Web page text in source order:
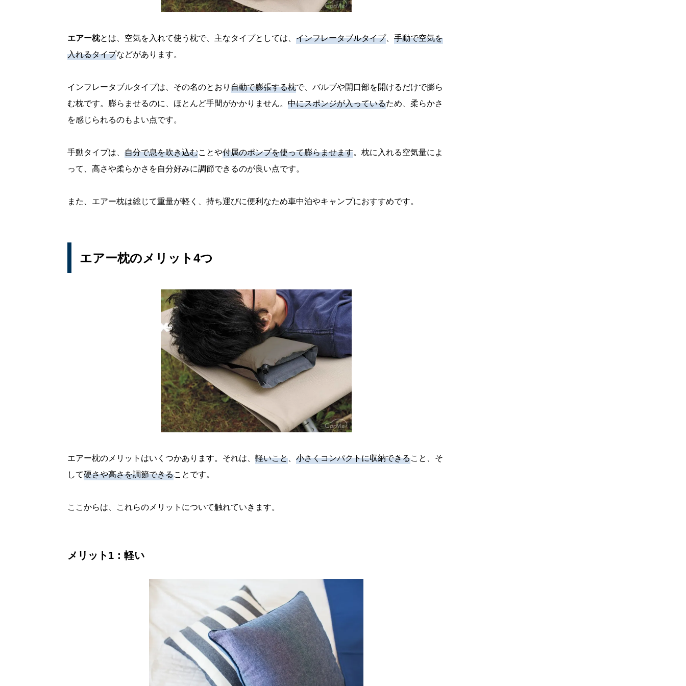
エアー枕とは、空気を入れて使う枕で、主なタイプとしては、 インフレータブルタイプ、 手動で空気を
入れるタイプなどがあります。
インフレータブルタイプは、その名のとおり 自動で膨張する枕で、バルブや開口部を開けるだけで膨ら
む枕です。膨らませるのに、ほとんど手間がかかりません。 中にスポンジが入っているため、柔らかさ
を感じられるのもよい点です。
手動タイプは、 自分で息を吹き込むことや付属のポンプを使って膨らませます。枕に入れる空気量によ
って、高さや柔らかさを自分好みに調節できるのが良い点です。
また、エアー枕は総じて重量が軽く、持ち運びに便利なため車中泊やキャンプにおすすめです。
エアー枕のメリット4つ
エアー枕のメリットはいくつかあります。それは、 軽いこと 小さくコンパクトに収納できること、そ
して硬さや高さを調節できることです。
ここからは、これらのメリットについて触れていきます。
メリット1：軽い